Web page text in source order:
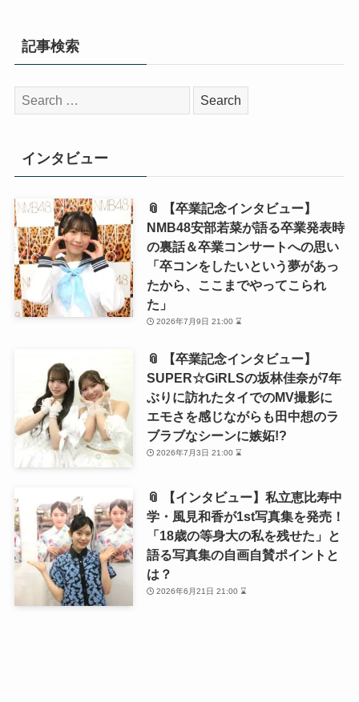
記事検索
検
索:
インタビュー
📎 【卒業記念インタビュー】
NMB48安部若菜が語る卒業発表時
の裏話＆卒業コンサートへの思い
「卒コンをしたいという夢があっ
たから、ここまでやってこられ
た」
2026年7月9日 21:00 ⌛
📎 【卒業記念インタビュー】
SUPER☆GiRLSの坂林佳奈が7年
ぶりに訪れたタイでのMV撮影に
エモさを感じながらも田中想のラ
ブラブなシーンに嫉妬!?
2026年7月3日 21:00 ⌛
📎 【インタビュー】私立恵比寿中
学・風見和香が1st写真集を発売！
「18歳の等身大の私を残せた」と
語る写真集の自画自賛ポイントと
は？
2026年6月21日 21:00 ⌛